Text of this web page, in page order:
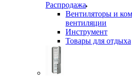
Распродажа
Вентиляторы и
вентиляции
Инструмент
Товары для отдыха